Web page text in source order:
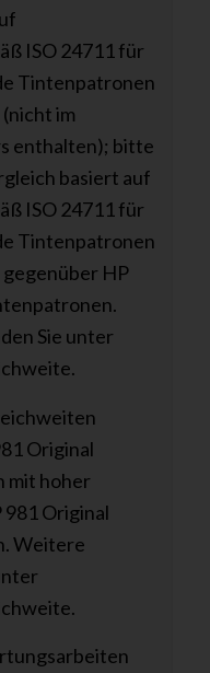
ISO 24711 für
Tintenpatronen
im
enthalten); bitte
basiert auf
ISO 24711 für
Tintenpatronen
HP
Sie unter
Original
mit hoher
Original
Weitere